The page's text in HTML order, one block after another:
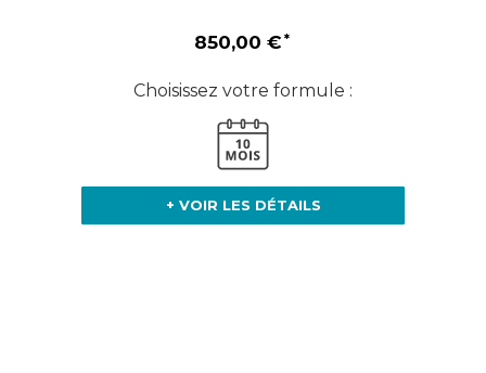
850,00 €
Choisissez votre formule :
+ VOIR LES DÉTAILS